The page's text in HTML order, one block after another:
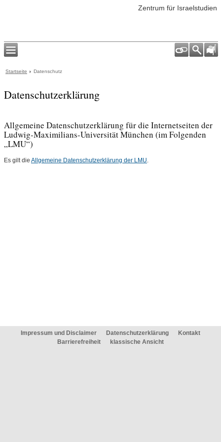
Zentrum für Israelstudien
Startseite Datenschutz
Datenschutzerklärung
Allgemeine Datenschutzerklärung für die Internetseiten der
Ludwig-Maximilians-Universität München (im Folgenden
„LMU“)
Es gilt die Allgemeine Datenschutzerklärung der LMU.
Impressum und Disclaimer Datenschutzerklärung
Kontakt
Barrierefreiheit
klassische Ansicht